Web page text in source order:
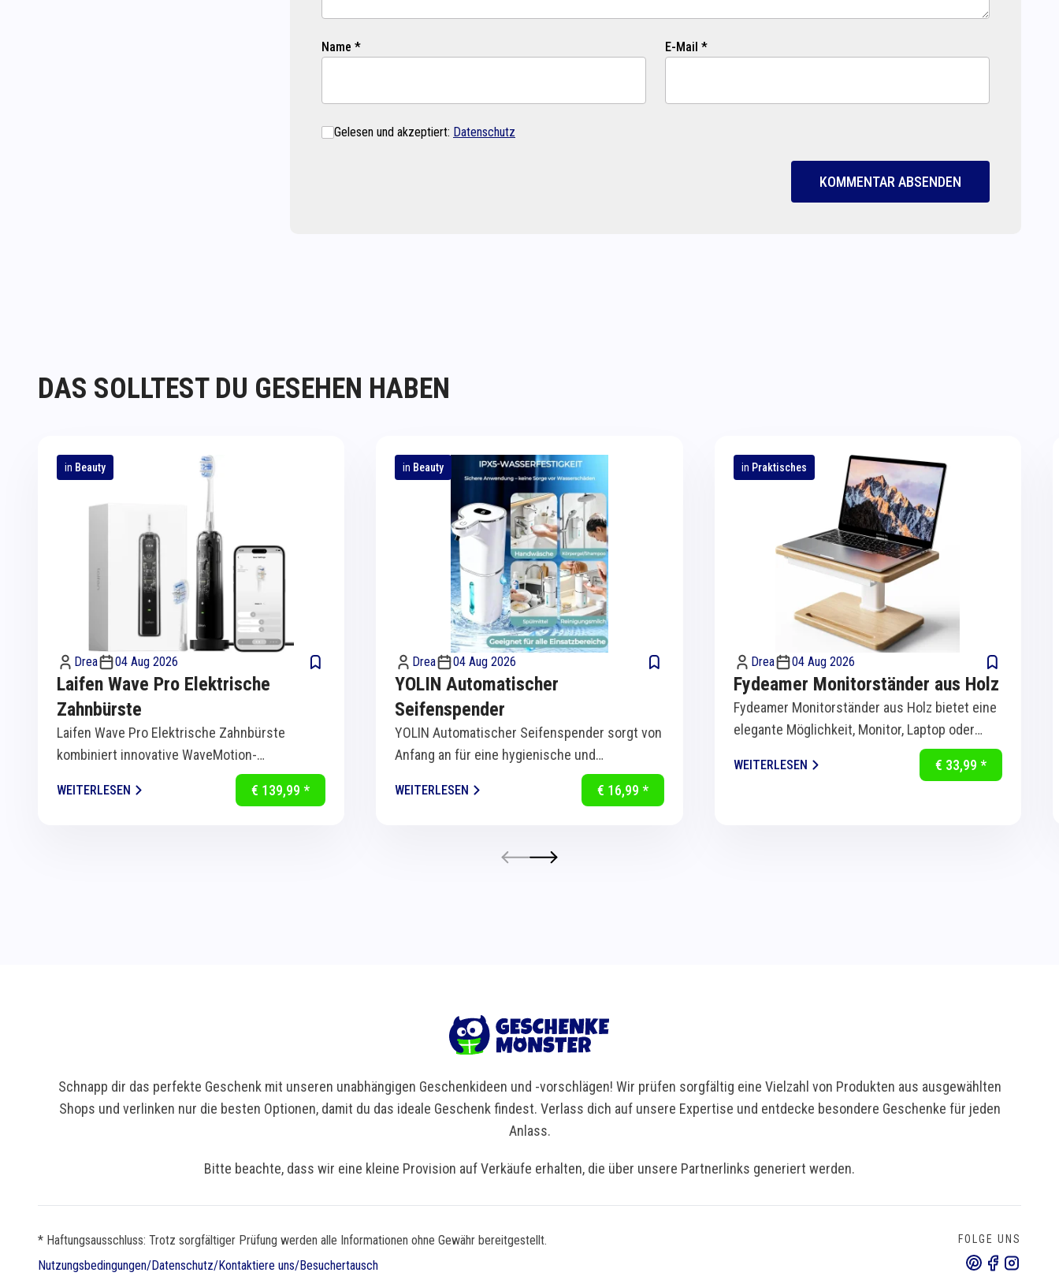
Name * E-Mail *
Gelesen und akzeptiert: Datenschutz
KOMMENTAR ABSENDEN
DAS SOLLTEST DU GESEHEN HABEN
in Beauty
Drea 04 Aug 2026
Laifen Wave Pro Elektrische
Zahnbürste
Laifen Wave Pro Elektrische Zahnbürste
kombiniert innovative WaveMotion-
Technologie mit intelligenter Sensorik für
eine...
WEITERLESEN € 139,99 *
in Beauty
Drea 04 Aug 2026
YOLIN Automatischer
Seifenspender
YOLIN Automatischer Seifenspender sorgt von
Anfang an für eine hygienische und
komfortable Handreinigung in Küche und Bad.
Dank...
WEITERLESEN € 16,99 *
in Praktisches
Drea 04 Aug 2026
Fydeamer Monitorständer aus Holz
Fydeamer Monitorständer aus Holz bietet eine
elegante Möglichkeit, Monitor, Laptop oder
Bildschirm ergonomisch auf Augenhöhe zu...
WEITERLESEN € 33,99 *
Schnapp dir das perfekte Geschenk mit unseren unabhängigen Geschenkideen und -vorschlägen! Wir prüfen sorgfältig eine Vielzahl von Produkten aus ausgewählten
Shops und verlinken nur die besten Optionen, damit du das ideale Geschenk findest. Verlass dich auf unsere Expertise und entdecke besondere Geschenke für jeden
Anlass.
Bitte beachte, dass wir eine kleine Provision auf Verkäufe erhalten, die über unsere Partnerlinks generiert werden.
* Haftungsausschluss: Trotz sorgfältiger Prüfung werden alle Informationen ohne Gewähr bereitgestellt.
Nutzungsbedingungen/Datenschutz/Kontaktiere uns/Besuchertausch
FOLGE UNS